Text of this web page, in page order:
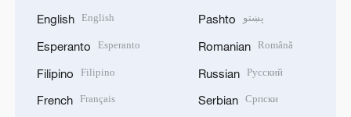
English English
Esperanto Esperanto
Filipino Filipino
French Français
Pashto پښتو
Romanian Română
Russian Русский
Serbian Српски